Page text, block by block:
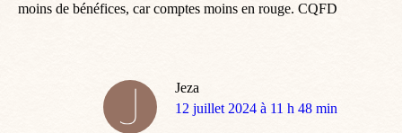
moins de bénéfices, car comptes moins en rouge. CQFD
Jeza
dit
12 juillet 2024 à 11 h 48 min